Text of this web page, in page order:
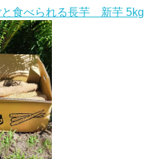
と食べられる長芋 新芋 5kg